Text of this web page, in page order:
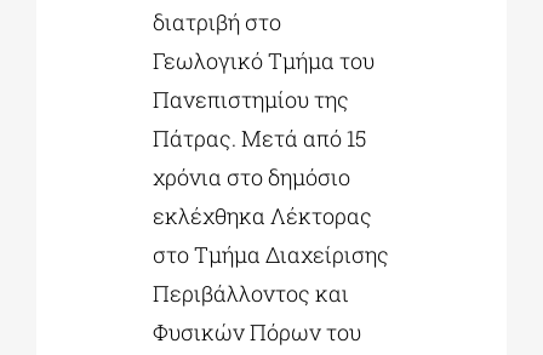
διατριβή στο
Γεωλογικό Τμήμα του
Πανεπιστημίου της
Πάτρας. Μετά από 15
χρόνια στο δημόσιο
εκλέχθηκα Λέκτορας
στο Τμήμα Διαχείρισης
Περιβάλλοντος και
Φυσικών Πόρων του